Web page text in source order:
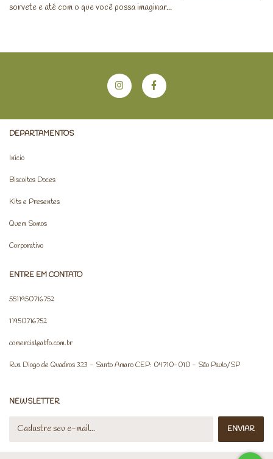
sorvete e até com o que você possa imaginar...
DEPARTAMENTOS
Início
Biscoitos Doces
Kits e Presentes
Quem Somos
Corporativo
ENTRE EM CONTATO
5511950716752
11950716752
comercial@abfo.com.br
Rua Diogo de Quadros 323 - Santo Amaro CEP: 04710-010 - São Paulo/SP
NEWSLETTER